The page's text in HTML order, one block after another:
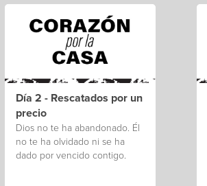
Día 2 - Rescatados por un
precio
Dios no te ha abandonado. Él
no te ha olvidado ni se ha
dado por vencido contigo.